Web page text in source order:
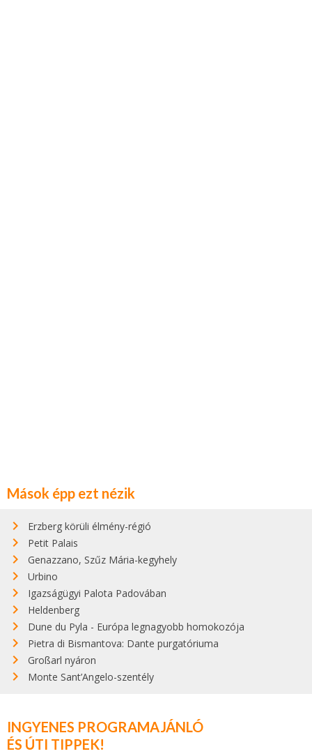
Mások épp ezt nézik
Erzberg körüli élmény-régió
Petit Palais
Genazzano, Szűz Mária-kegyhely
Urbino
Igazságügyi Palota Padovában
Heldenberg
Dune du Pyla - Európa legnagyobb homokozója
Pietra di Bismantova: Dante purgatóriuma
Großarl nyáron
Monte Sant’Angelo-szentély
INGYENES PROGRAMAJÁNLÓ
ÉS ÚTI TIPPEK!